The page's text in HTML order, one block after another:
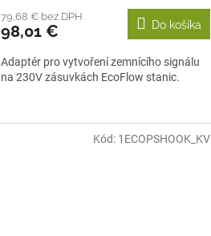
79,68 € bez DPH
98,01 € Do košíka
Adaptér pro vytvoření zemnícího signálu
na 230V zásuvkách EcoFlow stanic.
Kód: 1ECOPSHOOK_KV